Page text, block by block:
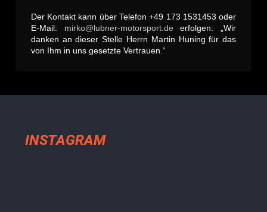
Der Kontakt kann über Telefon +49 173 1531453 oder
E-Mail: mirko@lubner-motorsport.de erfolgen. „Wir
danken an dieser Stelle Herrn Martin Huning für das
von Ihm in uns gesetzte Vertrauen.“
INSTAGRAM